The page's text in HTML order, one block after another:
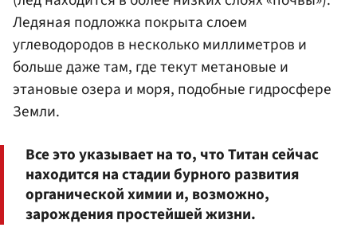
Ледяная подложка покрыта слоем
углеводородов в несколько миллиметров и
больше даже там, где текут метановые и
этановые озера и моря, подобные гидросфере
Земли.
Все это указывает на то, что Титан сейчас
находится на стадии бурного развития
органической химии и, возможно,
зарождения простейшей жизни.